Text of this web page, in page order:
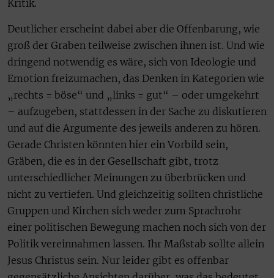
Kritik.
Deutlicher erscheint dabei aber die Offenbarung, wie
groß der Graben teilweise zwischen ihnen ist. Und wie
dringend notwendig es wäre, sich von Ideologie und
Emotion freizumachen, das Denken in Kategorien wie
„rechts = böse“ und „links = gut“ – oder umgekehrt
– aufzugeben, stattdessen in der Sache zu diskutieren
und auf die Argumente des jeweils anderen zu hören.
Gerade Christen könnten hier ein Vorbild sein,
Gräben, die es in der Gesellschaft gibt, trotz
unterschiedlicher Meinungen zu überbrücken und
nicht zu vertiefen. Und gleichzeitig sollten christliche
Gruppen und Kirchen sich weder zum Sprachrohr
einer politischen Bewegung machen noch sich von der
Politik vereinnahmen lassen. Ihr Maßstab sollte allein
Jesus Christus sein. Nur leider gibt es offenbar